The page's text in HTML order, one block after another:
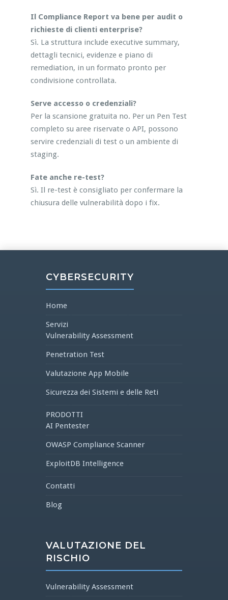
Il Compliance Report va bene per audit o
richieste di clienti enterprise?
Sì. La struttura include executive summary,
dettagli tecnici, evidenze e piano di
remediation, in un formato pronto per
condivisione controllata.
Serve accesso o credenziali?
Per la scansione gratuita no. Per un Pen Test
completo su aree riservate o API, possono
servire credenziali di test o un ambiente di
staging.
Fate anche re-test?
Sì. Il re-test è consigliato per confermare la
chiusura delle vulnerabilità dopo i fix.
CYBERSECURITY
Home
Servizi
Vulnerability Assessment
Penetration Test
Valutazione App Mobile
Sicurezza dei Sistemi e delle Reti
PRODOTTI
AI Pentester
OWASP Compliance Scanner
ExploitDB Intelligence
Contatti
Blog
VALUTAZIONE DEL
RISCHIO
Vulnerability Assessment